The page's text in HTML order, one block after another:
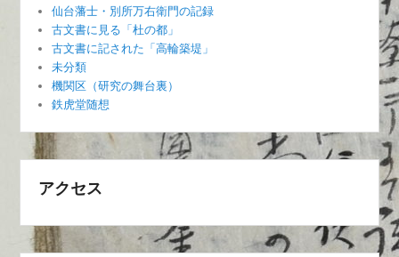
仙台藩士・別所万右衛門の記録
古文書に見る「杜の都」
古文書に記された「高輪築堤」
未分類
機関区（研究の舞台裏）
鉄虎堂随想
アクセス